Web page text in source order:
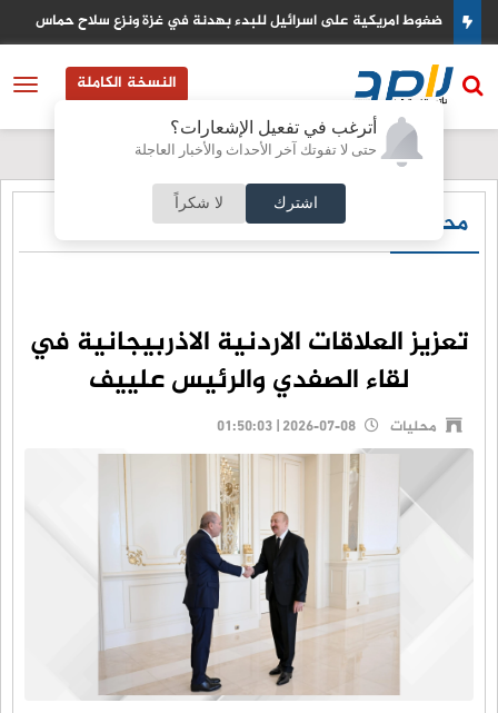
أترغب في تفعيل الإشعارات؟
حتى لا تفوتك آخر الأحداث والأخبار العاجلة
اشترك لا شكراً
ضغوط امريكية على اسرائيل للبدء بهدنة في غزة ونزع سلاح حماس
النسخة الكاملة
محليات
تعزيز العلاقات الاردنية الاذربيجانية في
لقاء الصفدي والرئيس علييف
محليات